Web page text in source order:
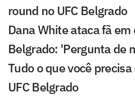
round no UFC Belgrado
Dana White ataca fã em
Belgrado: 'Pergunta de
Tudo o que você
UFC Belgrado